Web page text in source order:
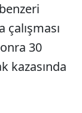
çalışması
30
kazasında